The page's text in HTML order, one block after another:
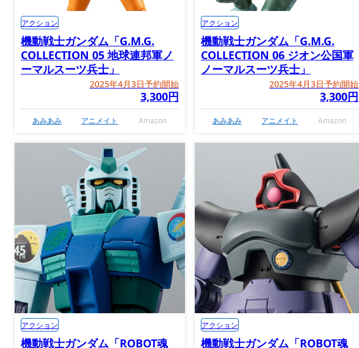
機動戦士ガンダム「G.M.G.
COLLECTION 05 地球連邦軍ノ
ーマルスーツ兵士」
2025年4月3日予約開始
3,300円
アクション
あみあみ アニメイト Amazon
機動戦士ガンダム「G.M.G.
COLLECTION 06 ジオン公国軍
ノーマルスーツ兵士」
2025年4月3日予約開始
3,300円
アクション
あみあみ アニメイト Amazon
機動戦士ガンダム「ROBOT魂
アクション
機動戦士ガンダム「ROBOT魂
アクション